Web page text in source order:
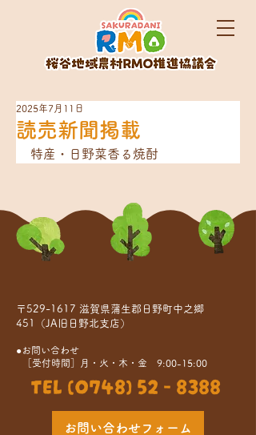
読売新聞掲載
2025年7月11日
特産・日野菜香る焼酎
〒529-1617 滋賀県蒲生郡日野町中之郷
451（JA旧日野北支店）
●お問い合わせ
［受付時間］月・火・木・金 9:00-15:00
TEL (0748) 52 - 8388
お問い合わせフォーム